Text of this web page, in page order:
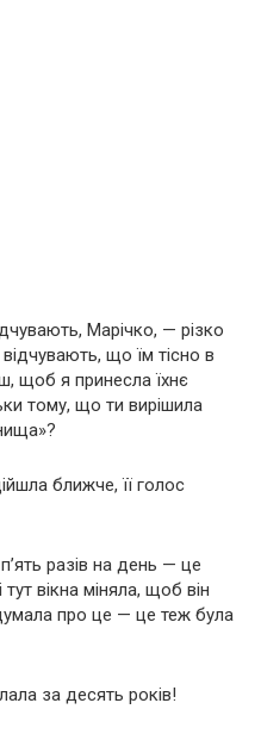
Марічко, — різко
що їм тісно в
щоб я принесла їхнє
тому, що ти вирішила
ближче, її голос
разів на день — це
вікна міняла, щоб він
про це — це теж була
за десять років!